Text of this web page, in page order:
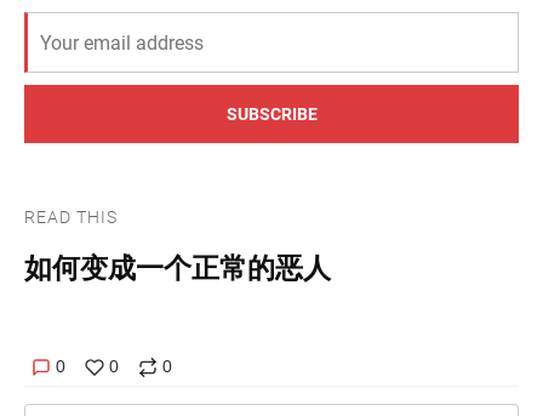
SUBSCRIBE
READ THIS
如何变成一个正常的恶人